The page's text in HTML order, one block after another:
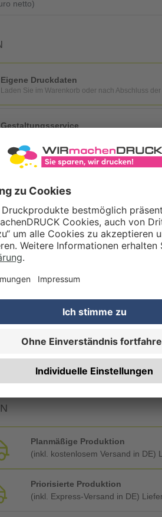
Eigene Druckdaten
Laden Sie im Warenkorb oder nach Abschluss
Gestaltungsservice
(von Experten empf.)
& VEREDELUNG
(2 Loch)
Planmäßige Produktion
(inkl. kostenlosem Versand in DE)
Priorisierte Produktion
(inkl. Express-Versand in DE)